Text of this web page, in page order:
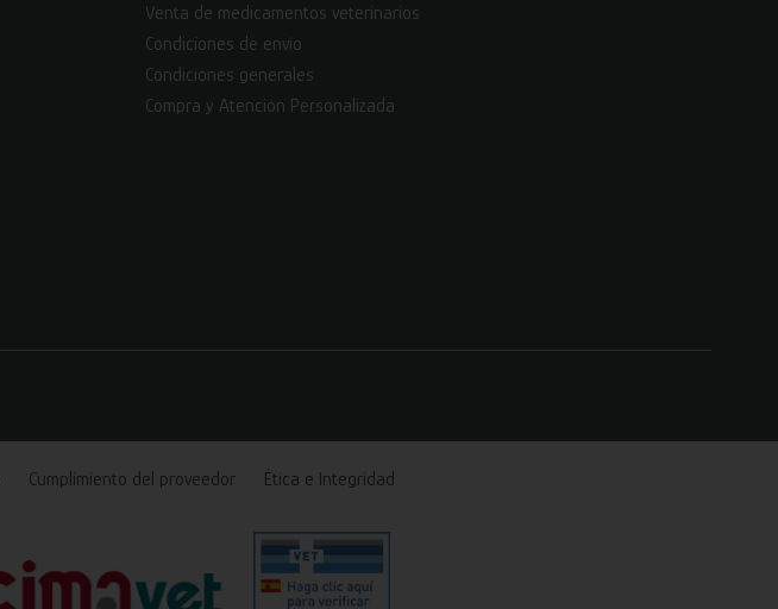
Venta de medicamentos veterinarios
Condiciones de envío
Condiciones generales
Compra y Atención Personalizada
Cumplimiento del proveedor Ética e Integridad